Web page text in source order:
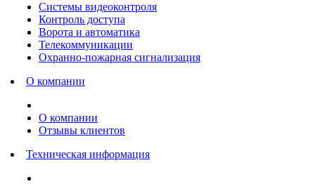
Системы видеоконтроля
Контроль доступа
Ворота и автоматика
Телекоммуникации
Охранно-пожарная сигнализация
О компании
О компании
Отзывы клиентов
Техническая информация